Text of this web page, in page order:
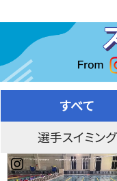
すべて
選手スイミング